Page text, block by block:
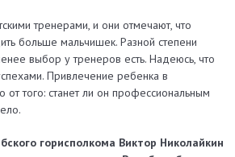
тренерами, и они отмечают, что
больше мальчишек. Разной степени
выбор у тренеров есть. Надеюсь, что
Привлечение ребенка в
от того: станет ли он профессиональным
горисполкома Виктор Николайкин